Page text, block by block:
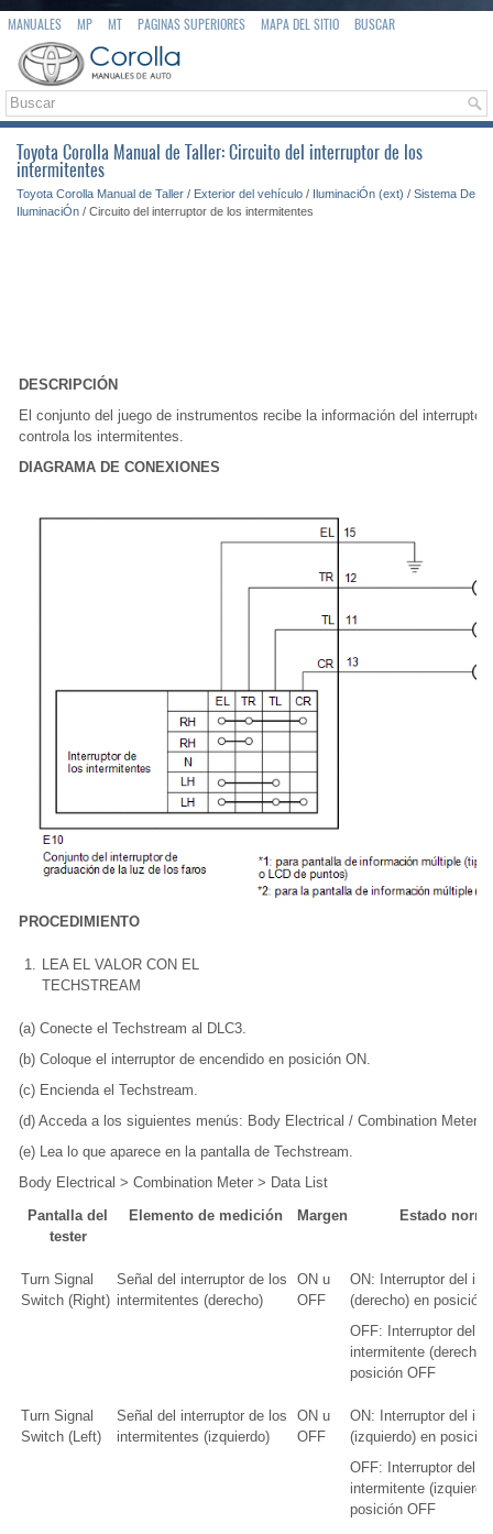
MANUALES MP MT PAGINAS SUPERIORES MAPA DEL SITIO BUSCAR
Toyota Corolla Manual de Taller: Circuito del interruptor de los
intermitentes
Toyota Corolla Manual de Taller / Exterior del vehículo / IluminaciÓn (ext) / Sistema De
IluminaciÓn / Circuito del interruptor de los intermitentes
DESCRIPCIÓN
El conjunto del juego de instrumentos recibe la información del
controla los intermitentes.
DIAGRAMA DE CONEXIONES
PROCEDIMIENTO
1. LEA EL VALOR CON EL
TECHSTREAM
(a) Conecte el Techstream al DLC3.
(b) Coloque el interruptor de encendido en posición ON.
(c) Encienda el Techstream.
(d) Acceda a los siguientes menús: Body Electrical / Combination Meter /
(e) Lea lo que aparece en la pantalla de Techstream.
Body Electrical > Combination Meter > Data List
Pantalla del
tester
Elemento de medición Margen Estado
Turn Signal
Switch (Right)
Señal del interruptor de los
intermitentes (derecho)
ON u
OFF
ON: Interruptor del
(derecho) en posición
OFF: Interruptor del
intermitente (derecho)
posición OFF
Turn Signal
Switch (Left)
Señal del interruptor de los
intermitentes (izquierdo)
ON u
OFF
ON: Interruptor del
(izquierdo) en
OFF: Interruptor del
intermitente
posición OFF